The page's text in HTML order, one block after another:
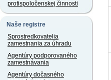
protispoločenskej činnosti
Naše registre
Sprostredkovatelia
zamestnania za úhradu
Agentúry podporovaného
zamestnávania
Agentúry dočasného